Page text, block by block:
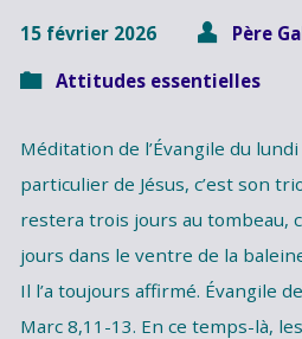
15 février 2026
Père
Attitudes essentielles
Méditation de l’Évangile du
particulier de Jésus, c’est son
restera trois jours au tombeau,
jours dans le ventre de la
Il l’a toujours affirmé. Évangile
Marc 8,11-13. En ce temps-là,